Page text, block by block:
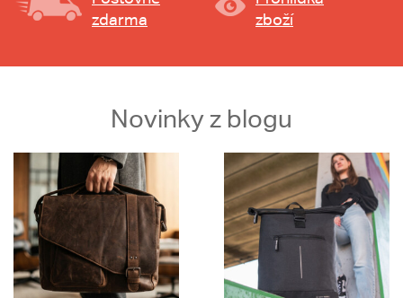
zdarma
zboží
Novinky z blogu